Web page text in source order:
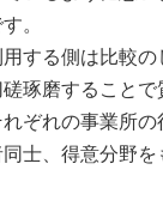
。
する側は比較の
琢磨すること
ぞれの事業所
士、得意分野